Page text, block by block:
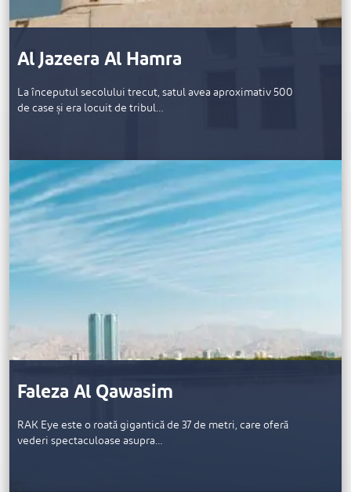
Al Jazeera Al Hamra
La începutul secolului trecut, satul avea aproximativ 500
de case și era locuit de tribul…
Faleza Al Qawasim
RAK Eye este o roată gigantică de 37 de metri, care oferă
vederi spectaculoase asupra…